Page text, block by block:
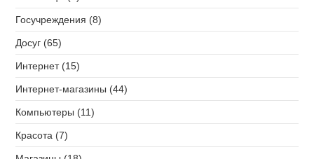
Госучреждения (8)
Досуг (65)
Интернет (15)
Интернет-магазины (44)
Компьютеры (11)
Красота (7)